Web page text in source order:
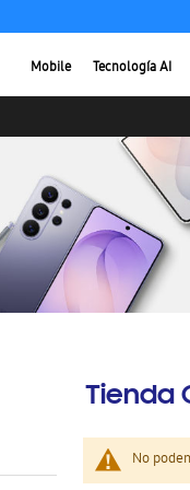
Mobile Tecnología AI
Tienda
No